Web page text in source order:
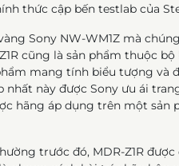
thức cập bến testlab của
Sony NW-WM1Z mà
cũng là sản phẩm thuộc bộ
mang tính biểu tượng và
này được Sony ưu ái
hãng áp dụng trên một sản
trước đó, MDR-Z1R